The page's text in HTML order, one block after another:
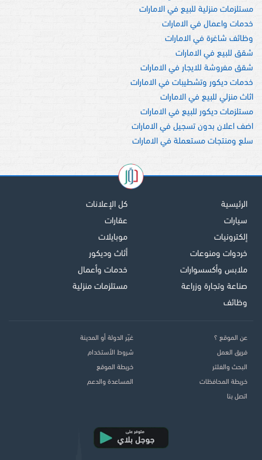
مستلزمات منزلية للبيع في الامارات
خدمات واعمال في الامارات
وظائف شاغرة في الامارات
شقق للبيع في الامارات
شقق مفروشة للايجار في الامارات
خدمات ديكور وتشطيبات في الامارات
اثاث منزلي للبيع في الامارات
مستلزمات ديكور للبيع في الامارات
اضف اعلان بدون تسجيل في الامارات
سلع ومنتجات مستعملة في الامارات
الرئيسية
كل الإعلانات
سيارات
عقارات
إلكترونيات
موبايلات
خردوات ومنوعات
أثاث وديكور
ملابس وأكسسوارات
خدمات وأعمال
صناعة وتجارة وزراعة
مستلزمات منزلية
وظائف
عن الموقع ؟ غيّر الدولة أو المدينة
فريق العمل شروط الأستخدام
البحث والفلتر خريطة الموقع
خريطة المحافظات المساعدة والدعم
اتصل بنا